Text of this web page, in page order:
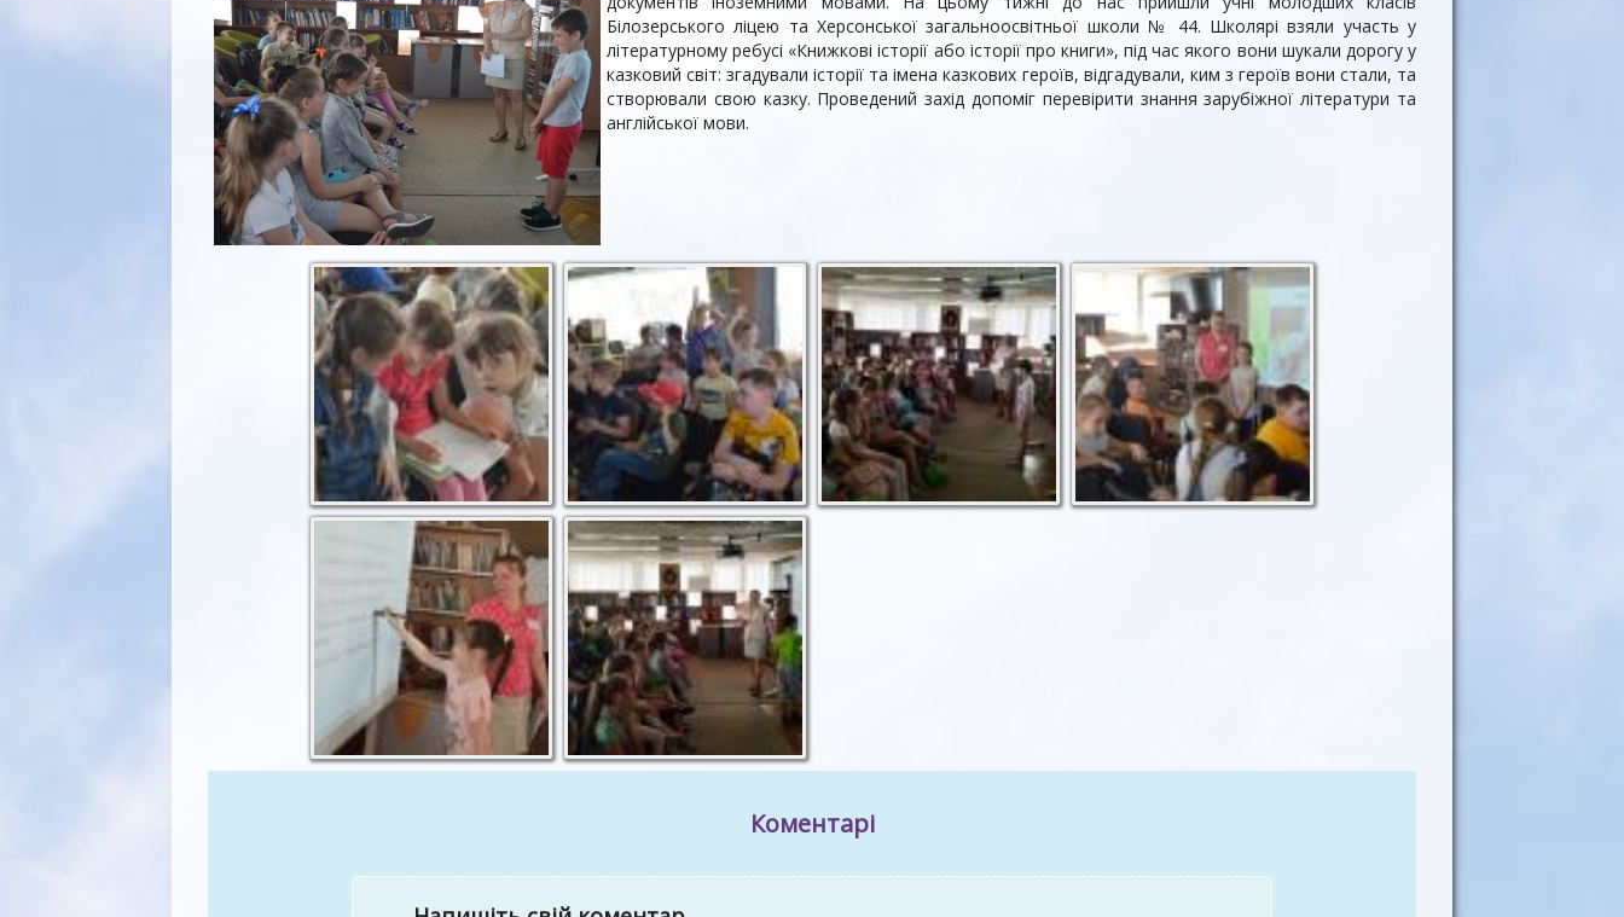
Білозерського ліцею та Херсонської загальноосвітньої школи № 44. Школярі взяли участь у
літературному ребусі «Книжкові історії або історії про книги», під час якого вони шукали дорогу у
казковий світ: згадували історії та імена казкових героїв, відгадували, ким з героїв вони стали, та
створювали свою казку. Проведений захід допоміг перевірити знання зарубіжної літератури та
англійської мови.
Завдання: впізнати
казкових персонажів за
описом
Хто знає правильну
відповідь?
Гра "Хто я?"
Здогадайся, хто
зображений на малюнку
позаду тебе
Санта Клаус - один із
улюблених персонажів
І обов'язково завдання
на інтерактивній дошці
З'єднай персонажа і
назву його казки
Коментарі